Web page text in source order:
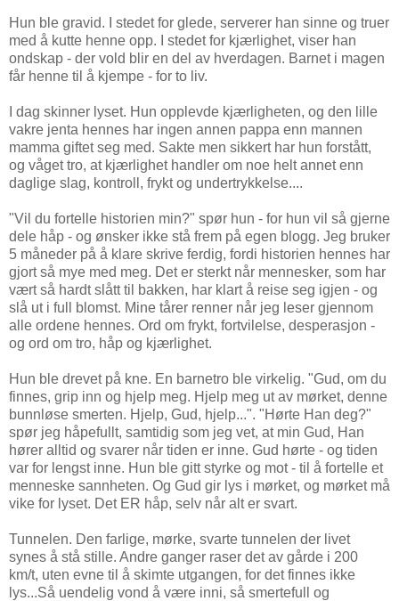
Hun ble gravid. I stedet for glede, serverer han sinne og truer
med å kutte henne opp. I stedet for kjærlighet, viser han
ondskap - der vold blir en del av hverdagen. Barnet i magen
får henne til å kjempe - for to liv.
I dag skinner lyset. Hun opplevde kjærligheten, og den lille
vakre jenta hennes har ingen annen pappa enn mannen
mamma giftet seg med. Sakte men sikkert har hun forstått,
og våget tro, at kjærlighet handler om noe helt annet enn
daglige slag, kontroll, frykt og undertrykkelse....
"Vil du fortelle historien min?" spør hun - for hun vil så gjerne
dele håp - og ønsker ikke stå frem på egen blogg. Jeg bruker
5 måneder på å klare skrive ferdig, fordi historien hennes har
gjort så mye med meg. Det er sterkt når mennesker, som har
vært så hardt slått til bakken, har klart å reise seg igjen - og
slå ut i full blomst. Mine tårer renner når jeg leser gjennom
alle ordene hennes. Ord om frykt, fortvilelse, desperasjon -
og ord om tro, håp og kjærlighet.
Hun ble drevet på kne. En barnetro ble virkelig. "Gud, om du
finnes, grip inn og hjelp meg. Hjelp meg ut av mørket, denne
bunnløse smerten. Hjelp, Gud, hjelp...". "Hørte Han deg?"
spør jeg håpefullt, samtidig som jeg vet, at min Gud, Han
hører alltid og svarer når tiden er inne. Gud hørte - og tiden
var for lengst inne. Hun ble gitt styrke og mot - til å fortelle et
menneske sannheten. Og Gud gir lys i mørket, og mørket må
vike for lyset. Det ER håp, selv når alt er svart.
Tunnelen. Den farlige, mørke, svarte tunnelen der livet
synes å stå stille. Andre ganger raser det av gårde i 200
km/t, uten evne til å skimte utgangen, for det finnes ikke
lys...Så uendelig vond å være inni, så smertefull og